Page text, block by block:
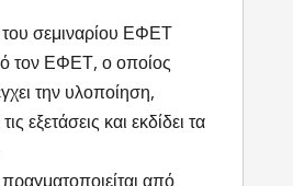
σεμιναρίου ΕΦΕΤ
τον ΕΦΕΤ, ο οποίος
την υλοποίηση,
εξετάσεις και εκδίδει τα
από